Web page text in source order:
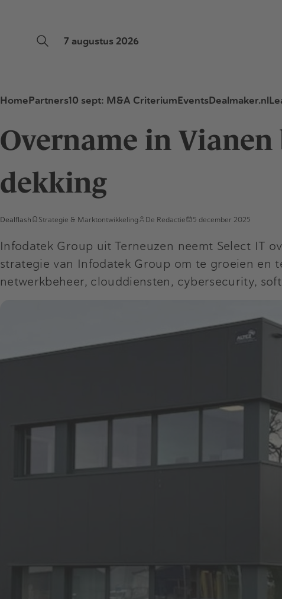
7 augustus 2026
HomePartners10 sept: M&A CriteriumEventsDealmaker.nl
Overname in
dekking
Dealflash Strategie & Marktontwikkeling De Redactie 5 december 2025
Infodatek Group uit Terneuzen neemt Select IT
strategie van Infodatek Group om te groeien en
netwerkbeheer, clouddiensten, cybersecurity,